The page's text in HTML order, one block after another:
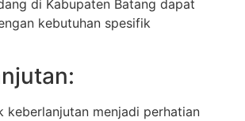
di Kabupaten Batang dapat
kebutuhan spesifik
keberlanjutan menjadi perhatian